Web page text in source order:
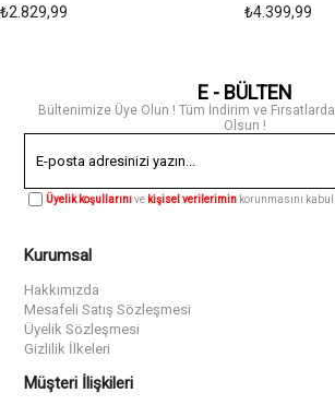
₺2.829,99
₺4.399,99
E - BÜLTEN
Bültenimize Üye Olun ! Tüm İndirim ve
Olsun !
Üyelik koşullarınıve kişisel verilerimin korunmasını
Kurumsal
Hakkımızda
Mesafeli Satış Sözleşmesi
Üyelik Sözleşmesi
Gizlilik İlkeleri
Müşteri İlişkileri